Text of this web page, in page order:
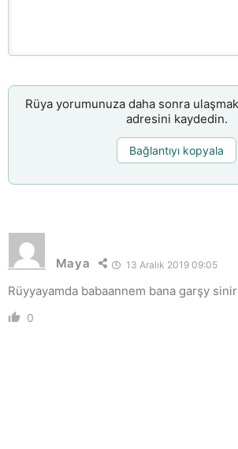
Rüya yorumunuza daha sonra
adresini kaydedin.
Bağlantıyı kopyala
Maya 13 Aralık 2019 09:05
Rüyyayamda babaannem bana garşy
0